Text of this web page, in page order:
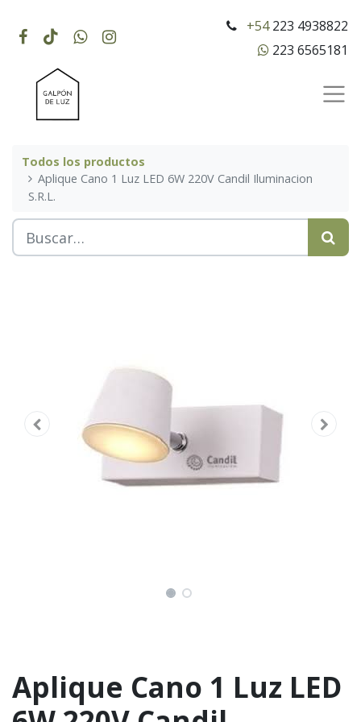
+54223 4938822
223 6565181
Todos los productos
Aplique Cano 1 Luz LED 6W 220V Candil Iluminacion
S.R.L.
Aplique Cano 1 Luz LED